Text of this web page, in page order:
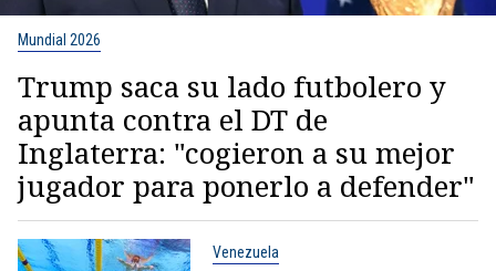
Mundial 2026
Trump saca su lado futbolero y
apunta contra el DT de
Inglaterra: "cogieron a su mejor
jugador para ponerlo a defender"
Venezuela